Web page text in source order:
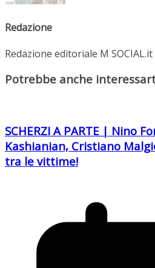
Redazione
Redazione editoriale M
Potrebbe anche
SCHERZI A PARTE | Nino
Kashianian, Cristiano
tra le vittime!